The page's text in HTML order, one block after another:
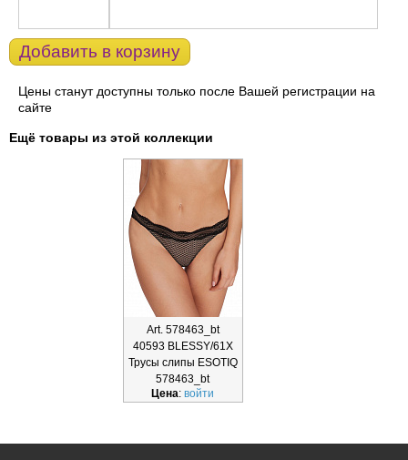
Добавить в корзину
Цены станут доступны только после Вашей регистрации на
сайте
Ещё товары из этой коллекции
Art. 578463_bt
40593 BLESSY/61X
Трусы слипы ESOTIQ
578463_bt
Цена: войти